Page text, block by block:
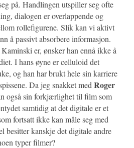
på. Handlingen utspiller seg ofte
dialogen er overlappende og
rollefigurene. Slik kan vi aktivt
å passivt absorbere informasjon.
er, ønsker han ennå ikke å
I hans øyne er celluloid det
og han har brukt hele sin karriere
Da jeg snakket med Roger
også sin forkjærlighet til film som
samtidig at det digitale er et
fortsatt ikke kan måle seg med
besitter kanskje det digitale andre
typer filmer?